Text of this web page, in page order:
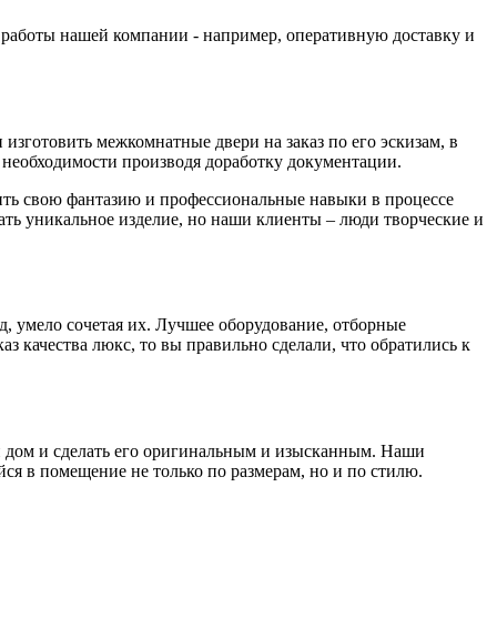
нашей компании - например, оперативную доставку и
межкомнатные двери на заказ по его эскизам, в
производя доработку документации.
свою фантазию и профессиональные навыки в процессе
уникальное изделие, но наши клиенты – люди творческие и
умело сочетая их. Лучшее оборудование, отборные
люкс, то вы правильно сделали, что обратились к
дом и сделать его оригинальным и изысканным. Наши
в помещение не только по размерам, но и по стилю.